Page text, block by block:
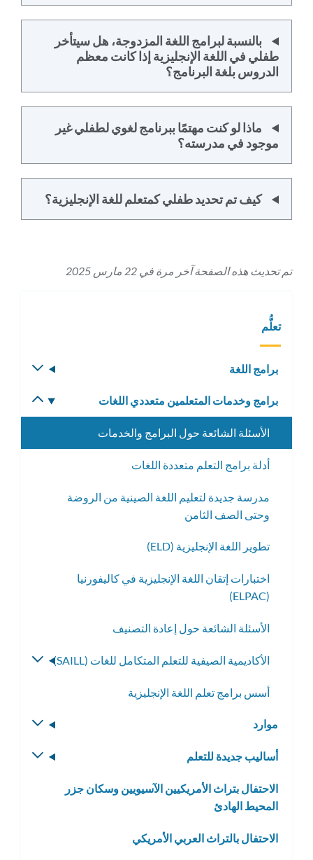
بالنسبة لبرامج اللغة المزدوجة، هل سيتأخر
طفلي في اللغة الإنجليزية إذا كانت معظم
الدروس بلغة البرنامج؟
ماذا لو كنت مهتمًا ببرنامج لغوي لطفلي غير
موجود في مدرسته؟
كيف تم تحديد طفلي كمتعلم للغة الإنجليزية؟
تم تحديث هذه الصفحة آخر مرة في 22 مارس 2025
تعلُّم
برامج اللغة
برامج وخدمات المتعلمين متعددي اللغات
القائمة
الأسئلة الشائعة حول البرامج والخدمات
أدلة برامج التعلم متعددة اللغات
مدرسة جديدة لتعليم اللغة الصينية من الروضة
وحتى الصف الثامن
تطوير اللغة الإنجليزية (ELD)
اختبارات إتقان اللغة الإنجليزية في كاليفورنيا
(ELPAC)
الأسئلة الشائعة حول إعادة التصنيف
الأكاديمية الصيفية للتعلم المتكامل للغات (SAILL)
أسس برامج تعلم اللغة الإنجليزية
موارد
أساليب جديدة للتعلم
الاحتفال بتراث الأمريكيين الآسيويين وسكان جزر
المحيط الهادئ
الاحتفال بالتراث العربي الأمريكي